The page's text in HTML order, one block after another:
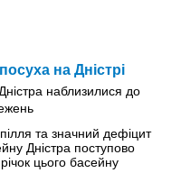
на Дністрі
та значний дефіцит
Дністра поступово
цього басейну